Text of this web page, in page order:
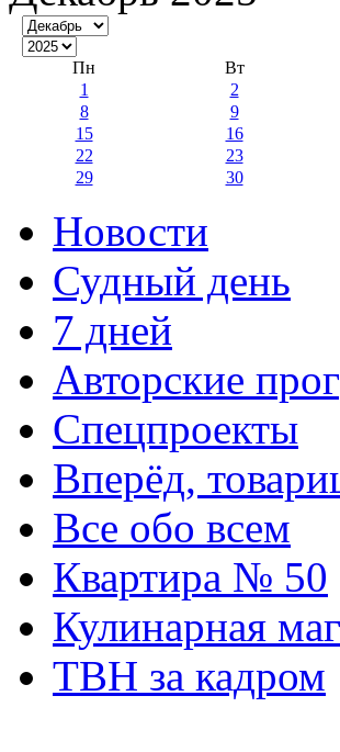
Пн Вт
1
2
8
9
15
16
22
23
29
30
Новости
Судный день
7 дней
Авторские
Спецпроекты
Вперёд,
Все обо всем
Квартира № 50
Кулинарная
ТВН за кадром